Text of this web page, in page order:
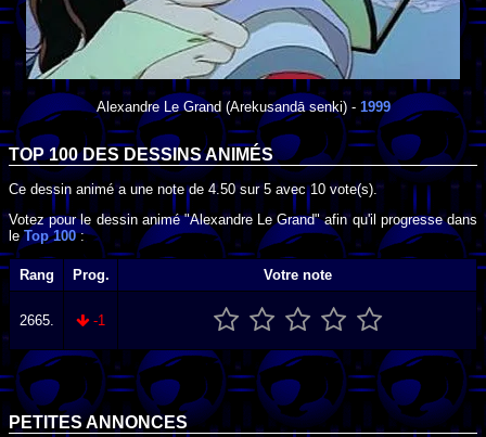
Alexandre Le Grand (Arekusandā senki) - 1999
TOP 100 DES DESSINS ANIMÉS
Ce dessin animé a une note de 4.50sur5 avec10 vote(s).
Votez pour le dessin animé "Alexandre Le Grand" afin qu'il progresse dans
leTop 100:
Rang Prog. Votre note
2665. -1
PETITES ANNONCES